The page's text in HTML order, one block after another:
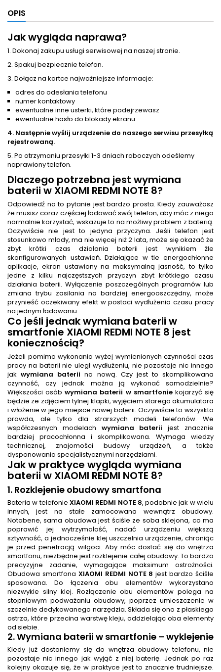
OPIS
Jak wygląda naprawa?
1. Dokonaj zakupu usługi serwisowej na naszej stronie.
2. Spakuj bezpiecznie telefon.
3. Dołącz na kartce najważniejsze informacje:
adres do odesłania telefonu
numer kontaktowy
ewentualne inne usterki, które podejrzewasz
ewentualne hasło do blokady ekranu
4. Następnie wyślij urządzenie do naszego serwisu przesyłką
rejestrowaną.
5. Po otrzymaniu przesyłki 1-3 dniach roboczych odeślemy
naprawiony telefon.
Dlaczego potrzebna jest wymiana
baterii w XIAOMI REDMI NOTE 8?
Odpowiedź na to pytanie jest bardzo prosta. Kiedy zauważasz
że musisz coraz częściej ładować swój telefon, aby móc z niego
normalnie korzystać, wskazuje to na możliwy problem z baterią.
Oczywiście nie jest to jedyna przyczyna. Jeśli telefon jest
stosunkowo młody, ma nie więcej niż 2 lata, może się okazać że
zbyt krótki czas działania baterii jest wynikiem źle
skonfigurowanych ustawień. Działające w tle energochłonne
aplikacje, ekran ustawiony na maksymalną jasność, to tylko
jedne z kilku najczęstszych przyczyn zbyt krótkiego czasu
działania baterii. Wyłączenie poszczególnych programów lub
zmiana trybu zasilania na bardziej energooszczędny, może
przynieść oczekiwany efekt w postaci wydłużenia czasu pracy
na jednym ładowaniu.
Co jeśli jednakwymiana baterii w
smartfonie XIAOMI REDMI NOTE 8 jest
koniecznością?
Jeżeli pomimo wykonania wyżej wymienionych czynności czas
pracy na baterii nie uległ wydłużeniu, nie pozostaje nic innego
jakwymiana baterii na nową. Czy jest to skomplikowana
czynność, czy jednak można ją wykonać samodzielnie?
Większości osóbwymiana baterii w smartfoniekojarzyć się
będzie ze zdjęciem tylnej klapki, wyjęciem starego akumulatora
i włożenie w jego miejsce nowej baterii. Oczywiście to wszyskto
prawda, ale tylko dla strarszych modeli telefonów. We
współczesnych modelach wymiana baterii jest znacznie
bardziej pracochłonna i skomplikowana. Wymaga wiedzy
technicznej, znajomości budowy urządzeń, a także
dysponowania specjalistycznymi narzędziami.
Jak w praktyce wygląda wymiana
baterii w XIAOMI REDMI NOTE 8?
1. Rozklejenie obudowy smartfona
Bateria w telefonie XIAOMI REDMI NOTE 8, podobnie jak w wielu
innych, jest na stałe zamocowana wewnątrz obudowy.
Notabene, sama obudowa jest ściśle ze soba sklejona, co ma
poprawić jej wytrzymałość, nadać urządzeniu większą
sztywność, a jednocześnie klej uszczelnia urządzenie, chroniąc
je przed penetracją wilgoci. Aby móc dostać się do wnętrza
smartfonu, niezbędne jest rozklejenie całej obudowy. To bardzo
precyzyjne zadanie, wymagające maksimum ostrożności.
Obudowa smartfona XIAOMI REDMI NOTE 8 jest bardzo ściśle
spasowana. Do łączenia obu elementów wykorzystano
niezwykle silny klej. Rozłączenie obu elementów polega na
stopniowym podważaniu obudowy, poprzez umieszczenie w
szczelnie dedykowanego narzędzia. Składa się ono z płaskiego
ostrza, które przecina warstwę kleju, oddzielając oba elementy
od siebie.
2.Wymiana baterii w smartfonie – wyklejenie
Kiedy już dostaniemy się do wnętrza obudowy telefonu, nie
pozostaje nic innego jak wyjąć z niej baterię. Jednak po raz
kolejny okazuje się, że w praktyce jest to znacznie trudniejsze.